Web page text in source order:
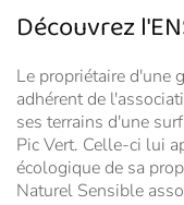
Découvrez
Le propriétaire d'une
adhérent de
ses terrains d'une
Pic Vert. Celle-ci lui
écologique de sa
Naturel Sensible